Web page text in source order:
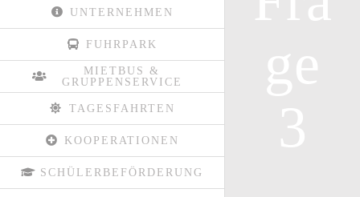
UNTERNEHMEN
FUHRPARK
MIETBUS &
GRUPPENSERVICE
TAGESFAHRTEN
KOOPERATIONEN
SCHÜLERBEFÖRDERUNG